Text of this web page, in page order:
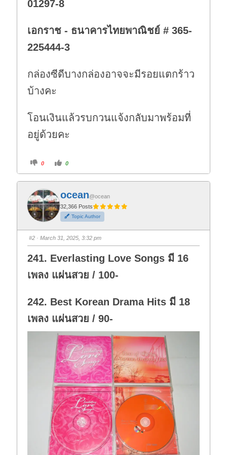
01297-8
เอกราช - ธนาคารไทยพาณิชย์ # 365-
225444-3
กล่องซีดีบางกล่องอาจจะมีรอยแตกร้าว
บ้างคะ
โอนเงินแล้วรบกวนแจ้งกลับมาพร้อมที่
อยู่ด้วยคะ
C
i
k
f
o
r
t
h
u
m
d
o
n
.
0
C
i
k
o
r
t
h
u
m
u
p
0
ocean@ocean
32,366 Posts
Topic Author
#2 · March 31, 2025, 3:32 pm
241. Everlasting Love Songs มี 16
เพลง แผ่นสวย / 100-
242. Best Korean Drama Hits มี 18
เพลง แผ่นสวย / 90-